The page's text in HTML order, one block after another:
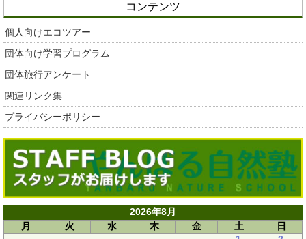
コンテンツ
個人向けエコツアー
団体向け学習プログラム
団体旅行アンケート
関連リンク集
プライバシーポリシー
2026年8月
月
火 水 木 金 土
日